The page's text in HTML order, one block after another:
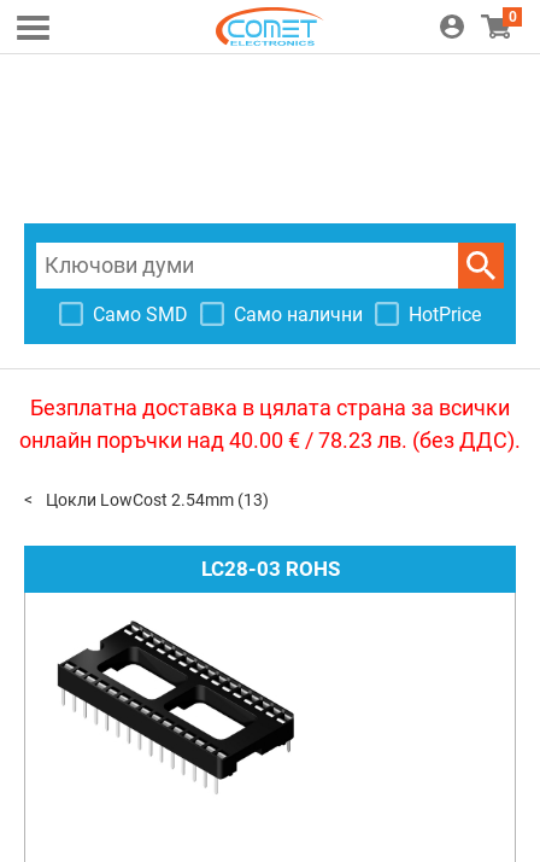
0
Само SMD Само налични HotPrice
Безплатна доставка в цялата страна за всички
онлайн поръчки над 40.00 € / 78.23 лв. (без ДДС).
Цокли LowCost 2.54mm (13)
LC28-03 ROHS